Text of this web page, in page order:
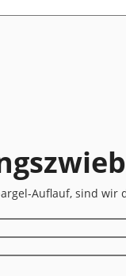
Auflauf, sind wir